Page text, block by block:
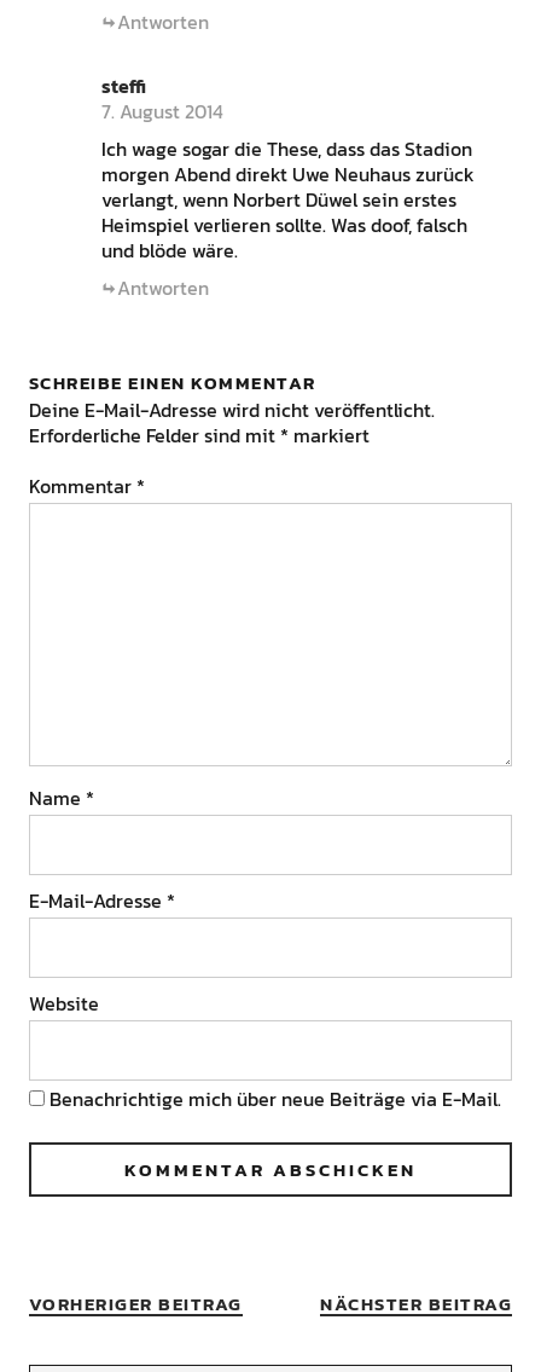
Antworten
steffi
7. August 2014
Ich wage sogar die These, dass das Stadion
morgen Abend direkt Uwe Neuhaus zurück
verlangt, wenn Norbert Düwel sein erstes
Heimspiel verlieren sollte. Was doof, falsch
und blöde wäre.
Antworten
SCHREIBE EINEN KOMMENTAR
Deine E-Mail-Adresse wird nicht veröffentlicht.
Erforderliche Felder sind mit * markiert
Kommentar *
Name *
E-Mail-Adresse *
Website
Benachrichtige mich über neue Beiträge via E-Mail.
VORHERIGER BEITRAG NÄCHSTER BEITRAG